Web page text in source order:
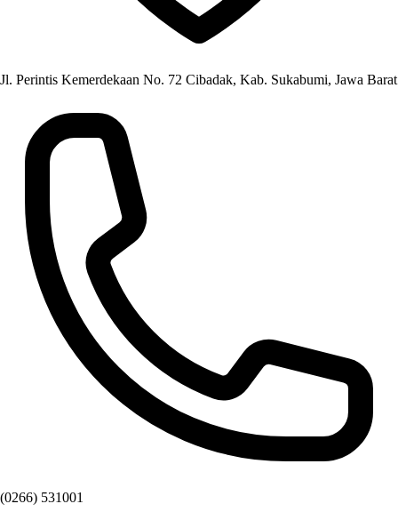
Jl. Perintis Kemerdekaan No. 72 Cibadak, Kab. Sukabumi, Jawa Barat
(0266) 531001